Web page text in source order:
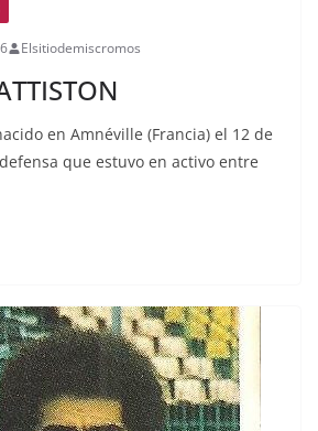
Elsitiodemiscromos
en Amnéville (Francia) el 12 de
que estuvo en activo entre